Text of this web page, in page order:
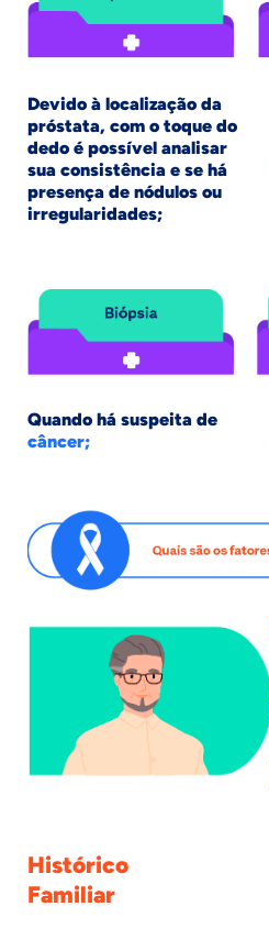
Devido à localização da
próstata, com o toque do
dedo é possível analisar
sua consistência e se há
presença de nódulos ou
irregularidades;
Quando há suspeita de
câncer;
Histórico
Familiar